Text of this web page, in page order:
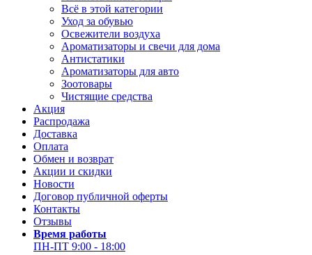
Всё в этой категории
Уход за обувью
Освежители воздуха
Ароматизаторы и свечи для дома
Антистатики
Ароматизаторы для авто
Зоотовары
Чистящие средства
Акция
Распродажа
Доставка
Оплата
Обмен и возврат
Акции и скидки
Новости
Договор публичной оферты
Контакты
Отзывы
Время работы
ПН-ПТ 9:00 - 18:00